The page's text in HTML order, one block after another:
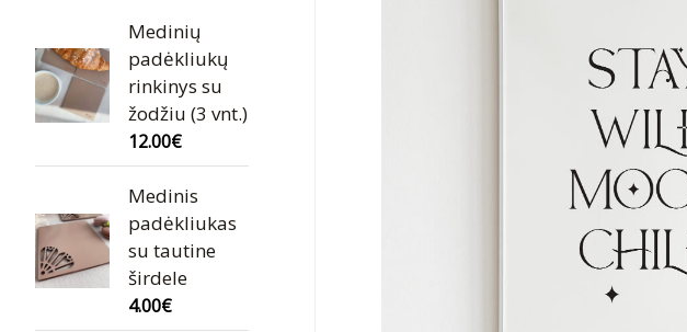
Medinių
padėkliukų
rinkinys su
žodžiu (3 vnt.)
12.00€
Medinis
padėkliukas
su tautine
širdele
4.00€